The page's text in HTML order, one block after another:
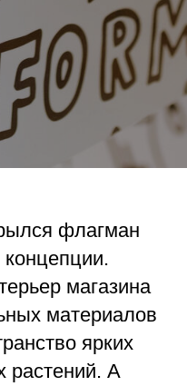
флагман
магазина
материалов
ярких
растений. А